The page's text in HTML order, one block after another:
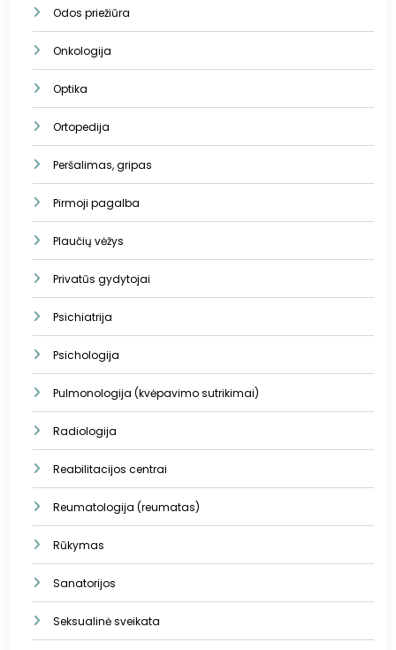
Odos priežiūra
Onkologija
Optika
Ortopedija
Peršalimas, gripas
Pirmoji pagalba
Plaučių vėžys
Privatūs gydytojai
Psichiatrija
Psichologija
Pulmonologija (kvėpavimo sutrikimai)
Radiologija
Reabilitacijos centrai
Reumatologija (reumatas)
Rūkymas
Sanatorijos
Seksualinė sveikata